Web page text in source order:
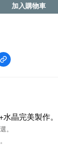
加入購物車
晶完美製作。
。